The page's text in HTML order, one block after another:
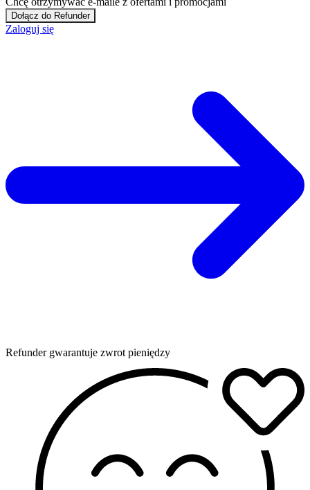
Dołącz do Refunder
Zaloguj się
Refunder gwarantuje zwrot pieniędzy